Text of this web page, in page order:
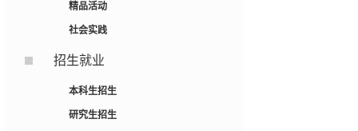
精品活动
社会实践
招生就业
本科生招生
研究生招生